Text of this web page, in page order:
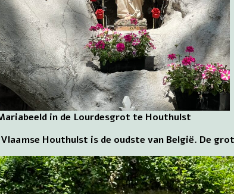
in de Lourdesgrot te Houthulst
Houthulst is de oudste van België. De